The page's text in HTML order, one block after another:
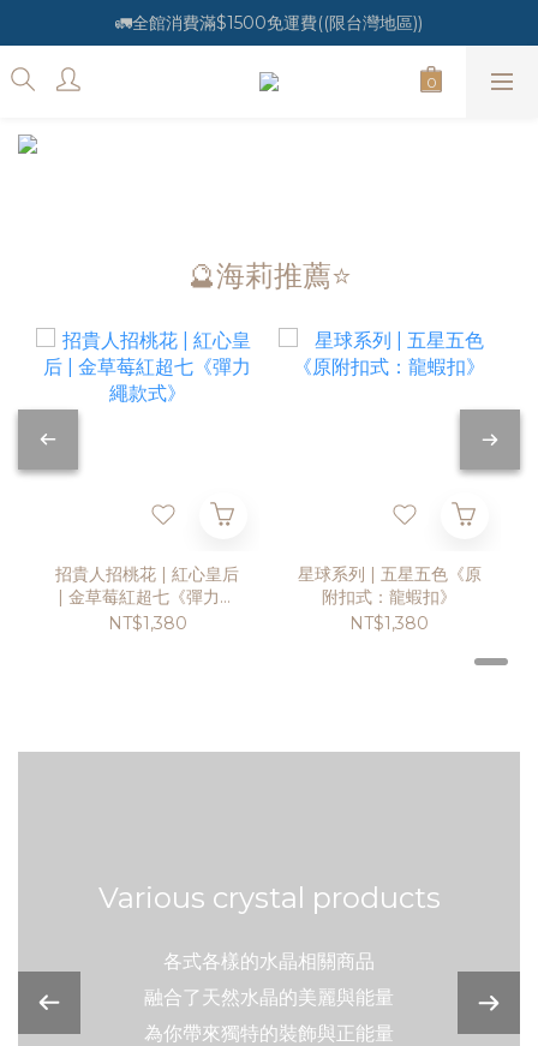
🚛全館消費滿$1500免運費((限台灣地區))
🔮海莉推薦⭐️
招貴人招桃花 | 紅心皇后
| 金草莓紅超七《彈力繩
款式》
NT$1,380
星球系列 | 五星五色《原
附扣式：龍蝦扣》
NT$1,380
Various crystal products
各式各樣的水晶相關商品
融合了天然水晶的美麗與能量